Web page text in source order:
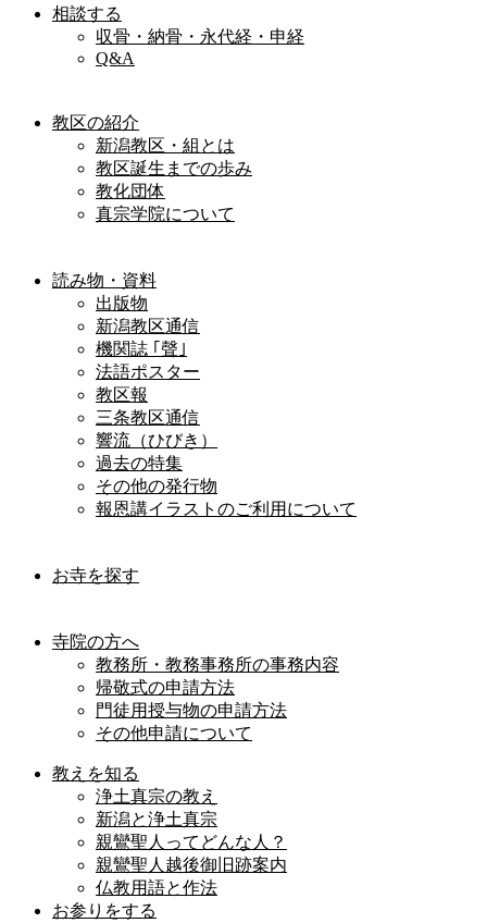
相談する
収骨・納骨・永代経・申経
Q&A
教区の紹介
新潟教区・組とは
教区誕生までの歩み
教化団体
真宗学院について
読み物・資料
出版物
新潟教区通信
機関誌 ｢聲｣
法語ポスター
教区報
三条教区通信
響流（ひびき）
過去の特集
その他の発行物
報恩講イラストのご利用について
お寺を探す
寺院の方へ
教務所・教務事務所の事務内容
帰敬式の申請方法
門徒用授与物の申請方法
その他申請について
教えを知る
浄土真宗の教え
新潟と浄土真宗
親鸞聖人ってどんな人？
親鸞聖人越後御旧跡案内
仏教用語と作法
お参りをする